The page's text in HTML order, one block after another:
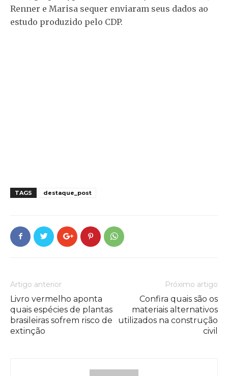
Renner e Marisa sequer enviaram seus dados ao
estudo produzido pelo CDP.
TAGS destaque_post
Artigo anterior
Livro vermelho aponta
quais espécies de plantas
brasileiras sofrem risco de
extinção
Próximo artigo
Confira quais são os
materiais alternativos
utilizados na construção
civil